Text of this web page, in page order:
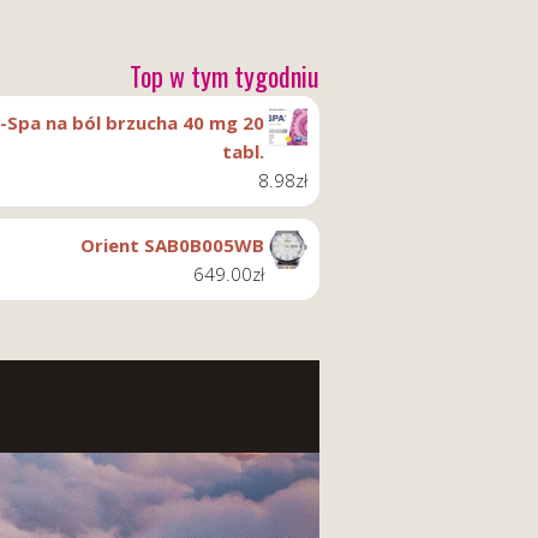
Top w tym tygodniu
Spa na ból brzucha 40 mg 20
tabl.
8.98zł
Orient SAB0B005WB
649.00zł